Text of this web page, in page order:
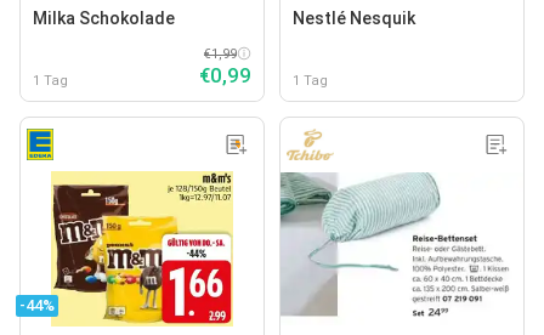
Milka Schokolade
1 Tag
€1,99
€0,99
Nestlé Nesquik
1 Tag
-44%